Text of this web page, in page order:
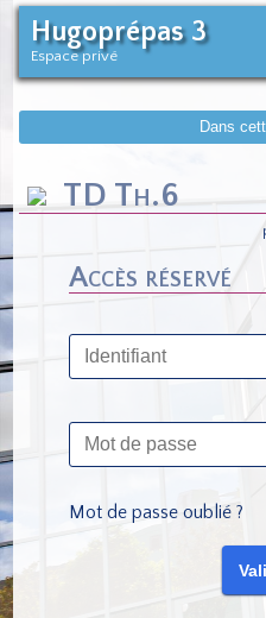
Hugoprépas 3
Espace privé
Dans
TD Th.6
Accès réservé
Mot de passe oublié ?